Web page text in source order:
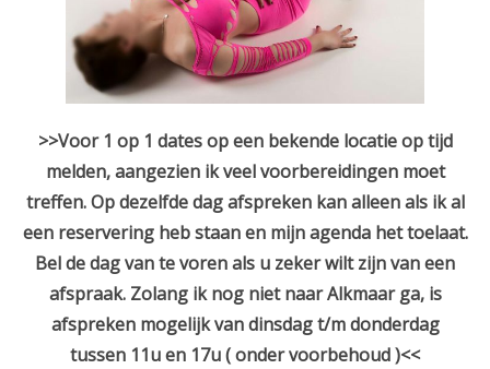
>>Voor 1 op 1 dates op een bekende locatie op tijd
melden, aangezien ik veel voorbereidingen moet
treffen. Op dezelfde dag afspreken kan alleen als ik al
een reservering heb staan en mijn agenda het toelaat.
Bel de dag van te voren als u zeker wilt zijn van een
afspraak. Zolang ik nog niet naar Alkmaar ga, is
afspreken mogelijk van dinsdag t/m donderdag
tussen 11u en 17u ( onder voorbehoud )<<